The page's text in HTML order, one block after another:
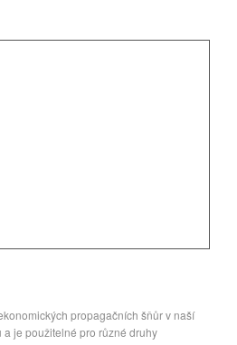
propagačních šňůr v naší
je použitelné pro různé druhy